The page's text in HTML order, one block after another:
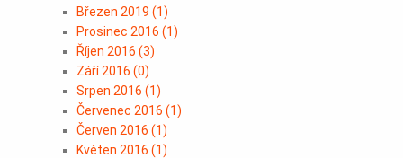
Březen 2019 (1)
Prosinec 2016 (1)
Říjen 2016 (3)
Září 2016 (0)
Srpen 2016 (1)
Červenec 2016 (1)
Červen 2016 (1)
Květen 2016 (1)